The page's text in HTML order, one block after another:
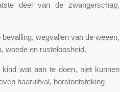
deel van de zwangerschap,
wegvallen van de weeën,
woede en rusteloosheid.
wat aan te doen, niet kunnen
haaruitval, borstontsteking